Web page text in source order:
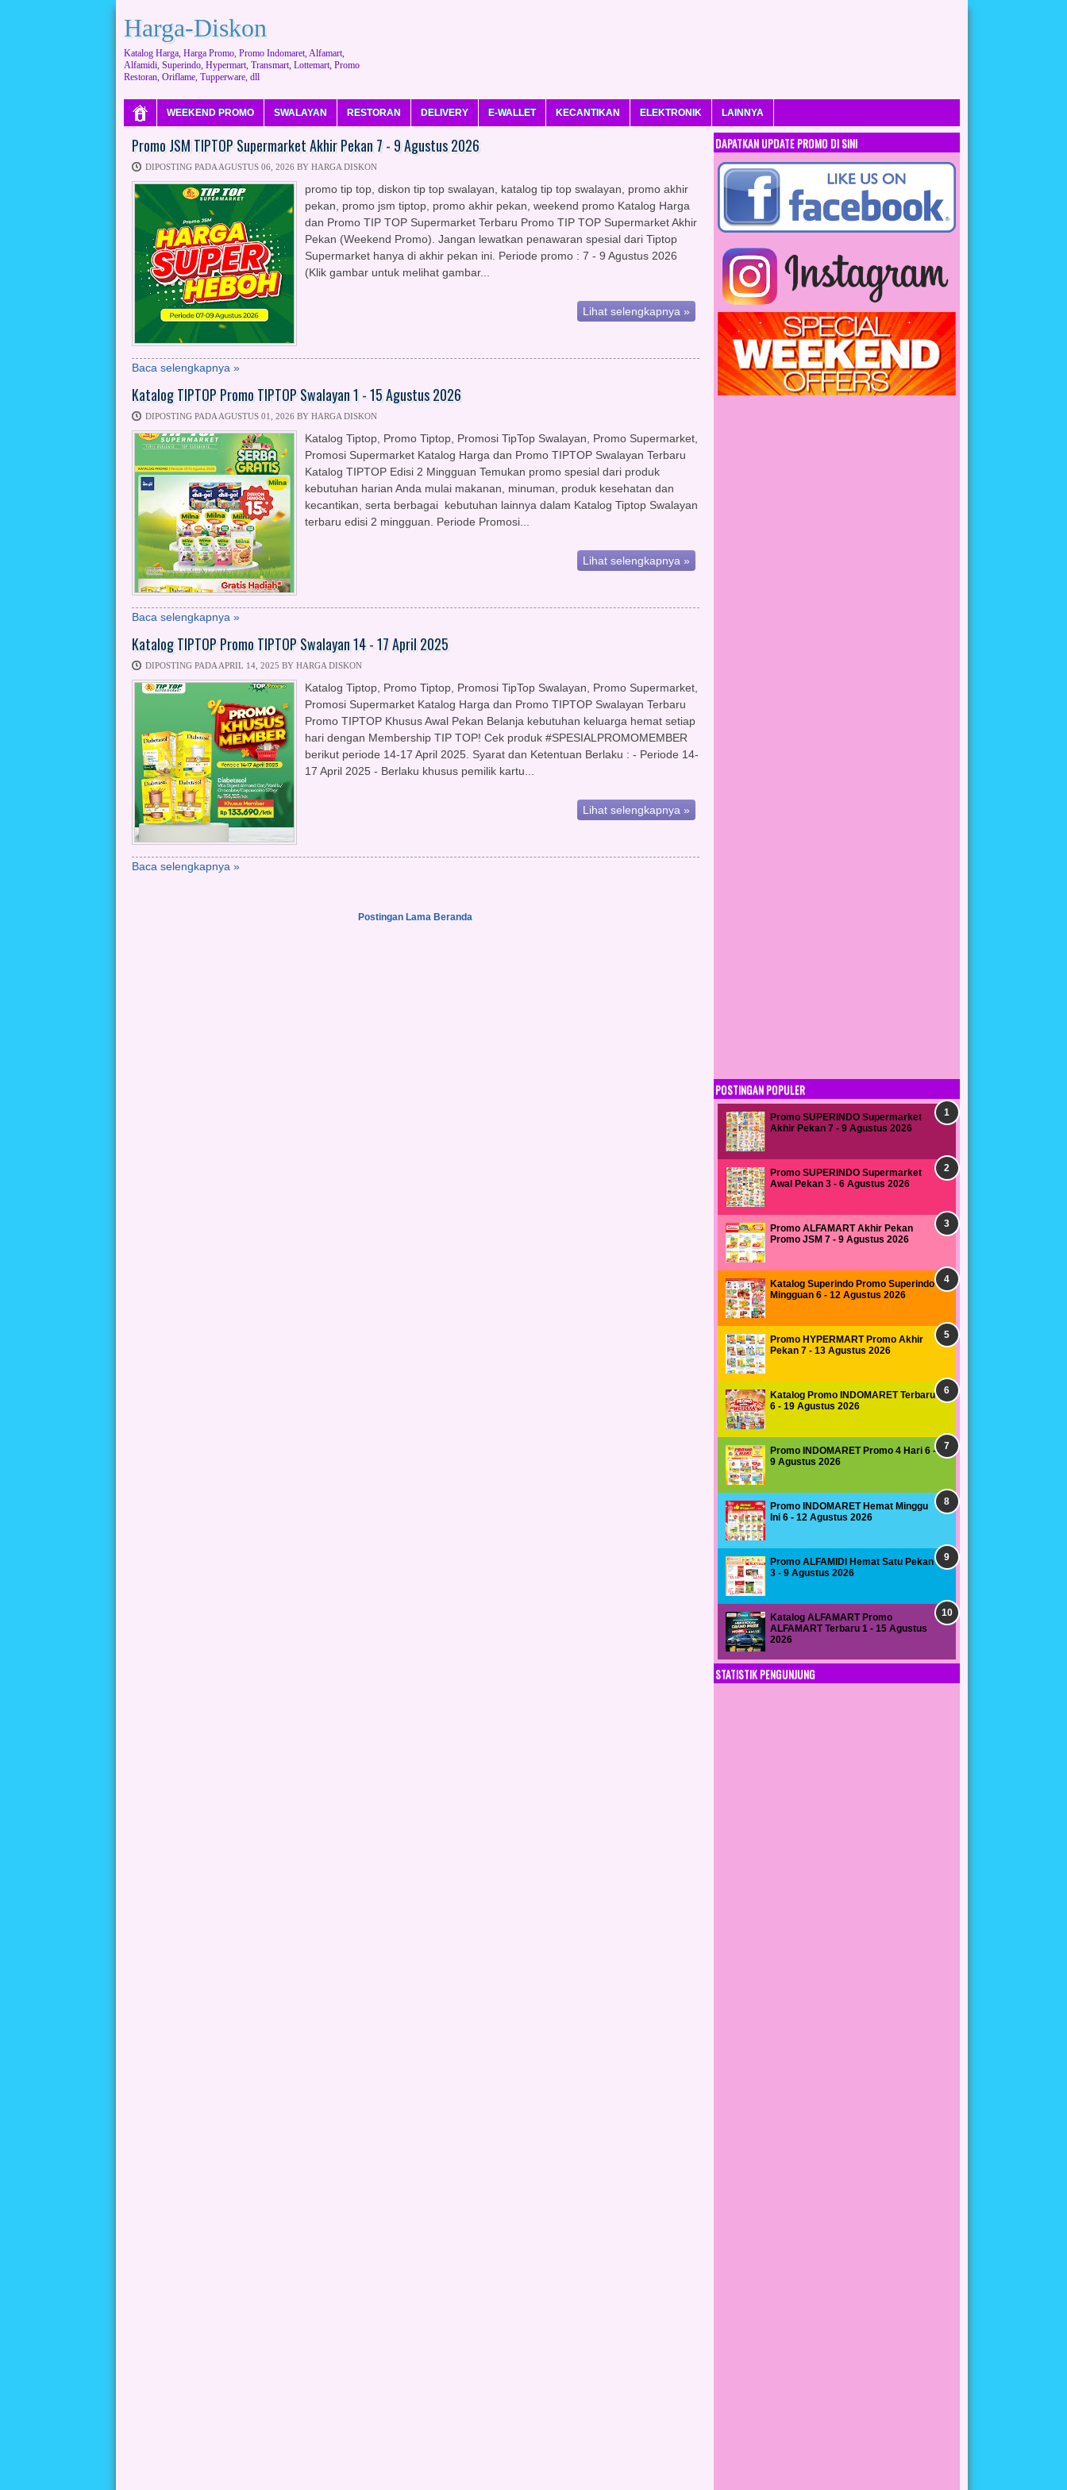
Harga-Diskon
Katalog Harga, Harga Promo, Promo Indomaret, Alfamart,
Alfamidi, Superindo, Hypermart, Transmart, Lottemart, Promo
Restoran, Oriflame, Tupperware, dll
WEEKEND PROMO SWALAYAN RESTORAN DELIVERY E-WALLET KECANTIKAN ELEKTRONIK LAINNYA
Promo JSM TIPTOP Supermarket Akhir Pekan 7 - 9 Agustus 2026
DIPOSTING PADA AGUSTUS 06, 2026 BY HARGA DISKON
promo tip top, diskon tip top swalayan, katalog tip top swalayan, promo akhir
pekan, promo jsm tiptop, promo akhir pekan, weekend promo Katalog Harga
dan Promo TIP TOP Supermarket Terbaru Promo TIP TOP Supermarket Akhir
Pekan (Weekend Promo). Jangan lewatkan penawaran spesial dari Tiptop
Supermarket hanya di akhir pekan ini. Periode promo : 7 - 9 Agustus 2026
(Klik gambar untuk melihat gambar...
Lihat selengkapnya »
Baca selengkapnya »
Katalog TIPTOP Promo TIPTOP Swalayan 1 - 15 Agustus 2026
DIPOSTING PADA AGUSTUS 01, 2026 BY HARGA DISKON
Katalog Tiptop, Promo Tiptop, Promosi TipTop Swalayan, Promo Supermarket,
Promosi Supermarket Katalog Harga dan Promo TIPTOP Swalayan Terbaru
Katalog TIPTOP Edisi 2 Mingguan Temukan promo spesial dari produk
kebutuhan harian Anda mulai makanan, minuman, produk kesehatan dan
kecantikan, serta berbagai kebutuhan lainnya dalam Katalog Tiptop Swalayan
terbaru edisi 2 mingguan. Periode Promosi...
Lihat selengkapnya »
Baca selengkapnya »
Katalog TIPTOP Promo TIPTOP Swalayan 14 - 17 April 2025
DIPOSTING PADA APRIL 14, 2025 BY HARGA DISKON
Katalog Tiptop, Promo Tiptop, Promosi TipTop Swalayan, Promo Supermarket,
Promosi Supermarket Katalog Harga dan Promo TIPTOP Swalayan Terbaru
Promo TIPTOP Khusus Awal Pekan Belanja kebutuhan keluarga hemat setiap
hari dengan Membership TIP TOP! Cek produk #SPESIALPROMOMEMBER
berikut periode 14-17 April 2025. Syarat dan Ketentuan Berlaku : - Periode 14-
17 April 2025 - Berlaku khusus pemilik kartu...
Lihat selengkapnya »
Baca selengkapnya »
Postingan Lama Beranda
DAPATKAN UPDATE PROMO DI SINI
POSTINGAN POPULER
Promo SUPERINDO Supermarket
Akhir Pekan 7 - 9 Agustus 2026
Promo SUPERINDO Supermarket
Awal Pekan 3 - 6 Agustus 2026
Promo ALFAMART Akhir Pekan
Promo JSM 7 - 9 Agustus 2026
Katalog Superindo Promo Superindo
Mingguan 6 - 12 Agustus 2026
Promo HYPERMART Promo Akhir
Pekan 7 - 13 Agustus 2026
Katalog Promo INDOMARET Terbaru
6 - 19 Agustus 2026
Promo INDOMARET Promo 4 Hari 6 -
9 Agustus 2026
Promo INDOMARET Hemat Minggu
Ini 6 - 12 Agustus 2026
Promo ALFAMIDI Hemat Satu Pekan
3 - 9 Agustus 2026
Katalog ALFAMART Promo
ALFAMART Terbaru 1 - 15 Agustus
2026
STATISTIK PENGUNJUNG